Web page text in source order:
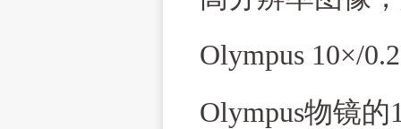
Olympus 10×/
Olympus物镜的